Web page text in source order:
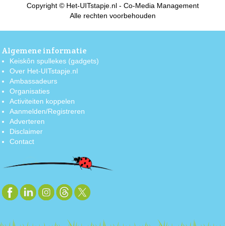
Copyright © Het-UITstapje.nl - Co-Media Management
Alle rechten voorbehouden
Algemene informatie
Keiskôn spullekes (gadgets)
Over Het-UITstapje.nl
Ambassadeurs
Organisaties
Activiteiten koppelen
Aanmelden/Registreren
Adverteren
Disclaimer
Contact